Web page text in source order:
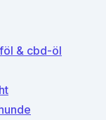
& cbd-öl